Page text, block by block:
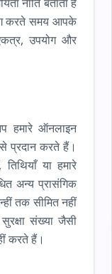
करते समय आपके
उपयोग और
हमारे ऑनलाइन
प्रदान करते हैं।
या हमारे
अन्य प्रासंगिक
तक सीमित नहीं
संख्या जैसी
करते हैं।